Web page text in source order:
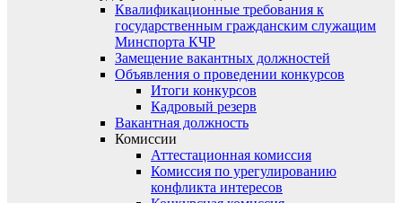
Квалификационные требования к
государственным гражданским служащим
Минспорта КЧР
Замещение вакантных должностей
Объявления о проведении конкурсов
Итоги конкурсов
Кадровый резерв
Вакантная должность
Комиссии
Аттестационная комиссия
Комиссия по урегулированию
конфликта интересов